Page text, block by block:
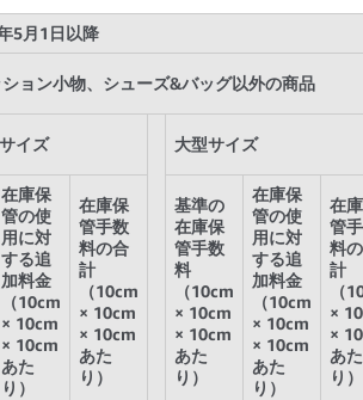
5月1日以降
ョン小物、シューズ&バッグ以外の商品
イズ 大型サイズ
在庫保
管の使
用に対
する追
加料金
（10cm
× 10cm
× 10cm
あた
り）
在庫保
管手数
料の合
計
（10cm
× 10cm
× 10cm
あた
り）
基準の
在庫保
管手数
料
（10cm
× 10cm
× 10cm
あた
り）
在庫保
管の使
用に対
する追
加料金
（10cm
× 10cm
× 10cm
あた
り）
在
管
料
計
（
×
×
あた
り）